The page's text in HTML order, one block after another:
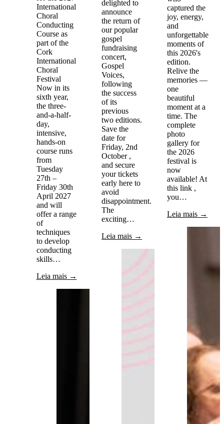
International
Choral
Conducting
Course as
part of the
Cork
International
Choral
Festival
Now in its
sixth year,
the three-
and-a-half-
day,
intensive,
hands-on
course runs
from
Tuesday
27th –
Friday 30th
April 2027
and will
offer a range
of
techniques
to develop
conducting
skills…
Leia mais →
delighted to
announce
the return of
our popular
gospel
fundraising
concert,
Gospel
Voices,
following
the success
of its
previous
two editions.
Save the
date for
Friday, 2nd
October ,
and secure
your tickets
early here to
avoid
disappointment.
The
exciting…
Leia mais →
captured the
joy, energy,
and
unforgettable
moments of
this 2026's
edition.
Relive the
memories —
one
beautiful
moment at a
time. The
complete
photo
gallery for
the 2026
festival is
now
available! At
this link ,
you…
Leia mais →